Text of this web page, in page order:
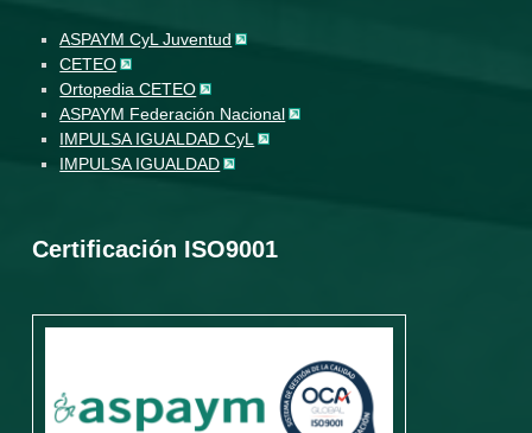
ASPAYM CyL Juventud
CETEO
Ortopedia CETEO
ASPAYM Federación Nacional
IMPULSA IGUALDAD CyL
IMPULSA IGUALDAD
Certificación ISO9001